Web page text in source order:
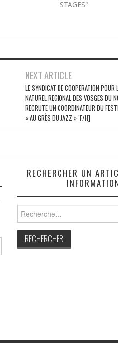
STAGES"
NEXT ARTICLE
LE SYNDICAT DE COOPERATION POUR
NATUREL REGIONAL DES VOSGES DU
RECRUTE UN COORDINATEUR DU
« AU GRÈS DU JAZZ » ’F/H]
RECHERCHER UN
INFORMATION